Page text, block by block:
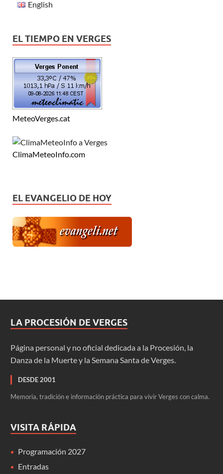
English
EL TIEMPO EN VERGES
MeteoVerges.cat
ClimaMeteoInfo.com
EL EVANGELIO DE HOY
LA PROCESIÓN DE VERGES
Página personal y no oficial dedicada a la Procesión, la
Danza de la Muerte y la Semana Santa de Verges.
DESDE 2001
Memoria, tradición e información práctica para vivir Verges con calma.
VISITA RÁPIDA
Programación 2027
Entradas